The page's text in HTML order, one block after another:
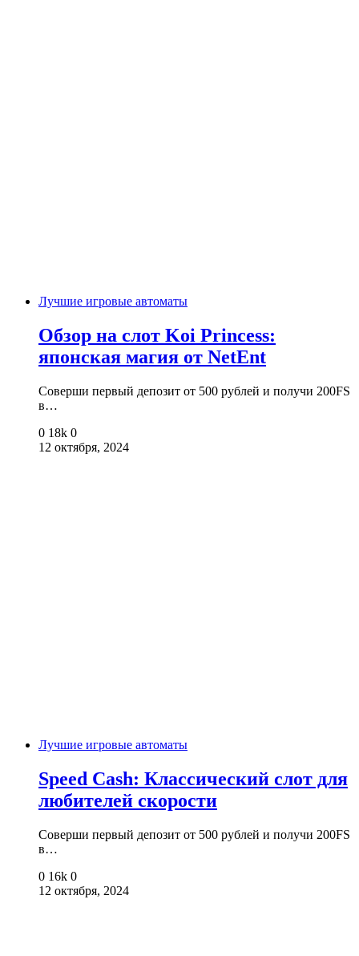
Лучшие игровые автоматы
Обзор на слот Koi Princess:
японская магия от NetEnt
Соверши первый депозит от 500 рублей и получи 200FS
в…
0 18k 0
12 октября, 2024
Лучшие игровые автоматы
Speed Cash: Классический слот для
любителей скорости
Соверши первый депозит от 500 рублей и получи 200FS
в…
0 16k 0
12 октября, 2024